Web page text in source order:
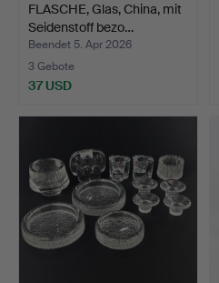
FLASCHE, Glas, China, mit
Seidenstoff bezo…
Beendet 5. Apr 2026
3 Gebote
37 USD